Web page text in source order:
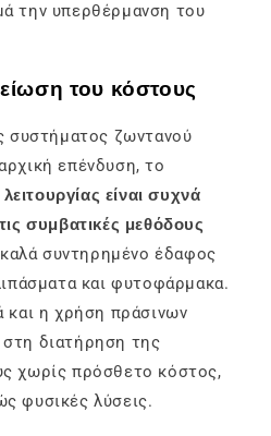
την υπερθέρμανση του
του κόστους
συστήματος ζωντανού
επένδυση, το
είναι συχνά
συμβατικές μεθόδους
συντηρημένο έδαφος
και φυτοφάρμακα.
και η χρήση πράσινων
διατήρηση της
χωρίς πρόσθετο κόστος,
φυσικές λύσεις.